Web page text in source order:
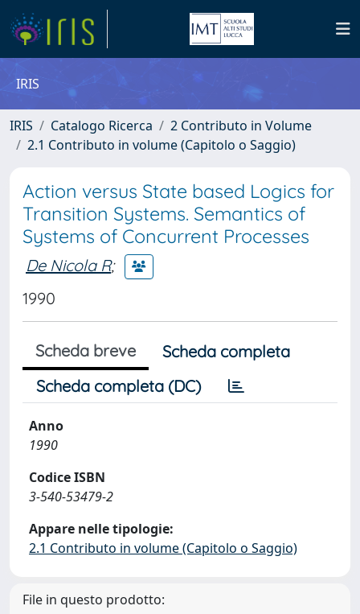
IRIS
IRIS Catalogo Ricerca
2 Contributo in Volume
2.1 Contributo in volume (Capitolo o Saggio)
Action versus State based Logics for
Transition Systems. Semantics of
Systems of Concurrent Processes
De Nicola R;
1990
Scheda breve
Scheda completa
Scheda completa (DC)
Anno
1990
Codice ISBN
3-540-53479-2
Appare nelle tipologie:
2.1 Contributo in volume (Capitolo o Saggio)
File in questo prodotto: